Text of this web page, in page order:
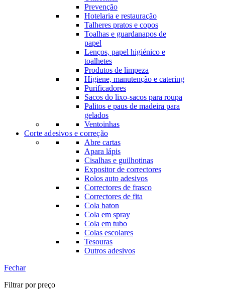
Prevenção
Hotelaria e restauração
Talheres pratos e copos
Toalhas e guardanapos de
papel
Lenços, papel higiénico e
toalhetes
Produtos de limpeza
Higiene, manutenção e catering
Purificadores
Sacos do lixo-sacos para roupa
Palitos e paus de madeira para
gelados
Ventoinhas
Corte adesivos e correção
Abre cartas
Apara lápis
Cisalhas e guilhotinas
Expositor de correctores
Rolos auto adesivos
Correctores de frasco
Correctores de fita
Cola baton
Cola em spray
Cola em tubo
Colas escolares
Tesouras
Outros adesivos
Fechar
Filtrar por preço